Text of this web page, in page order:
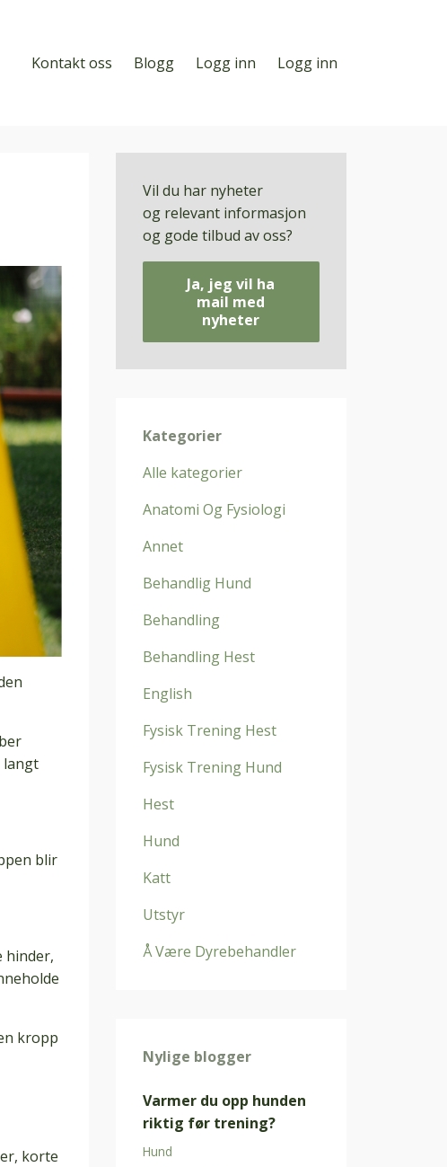
Kontakt oss Blogg Logg inn Logg inn
langt
blir
hinder,
kropp
korte
Vil du har nyheter
og relevant informasjon
og gode tilbud av oss?
Ja, jeg vil ha
mail med
nyheter
Kategorier
Alle kategorier
Anatomi Og Fysiologi
Annet
Behandlig Hund
Behandling
Behandling Hest
English
Fysisk Trening Hest
Fysisk Trening Hund
Hest
Hund
Katt
Utstyr
Å Være Dyrebehandler
Nylige blogger
Varmer du opp hunden
riktig før trening?
Hund